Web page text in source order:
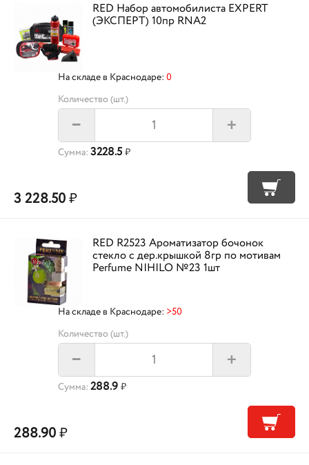
RED Набор автомобилиста EXPERT
(ЭКСПЕРТ) 10пр RNA2
На складе в Краснодаре: 0
Количество (шт.)
– +
Сумма: 3228.5 ₽
3 228.50₽
RED R2523 Ароматизатор бочонок
стекло с дер.крышкой 8гр по мотивам
Perfume NIHILO №23 1шт
На складе в Краснодаре: >50
Количество (шт.)
– +
Сумма: 288.9 ₽
288.90₽